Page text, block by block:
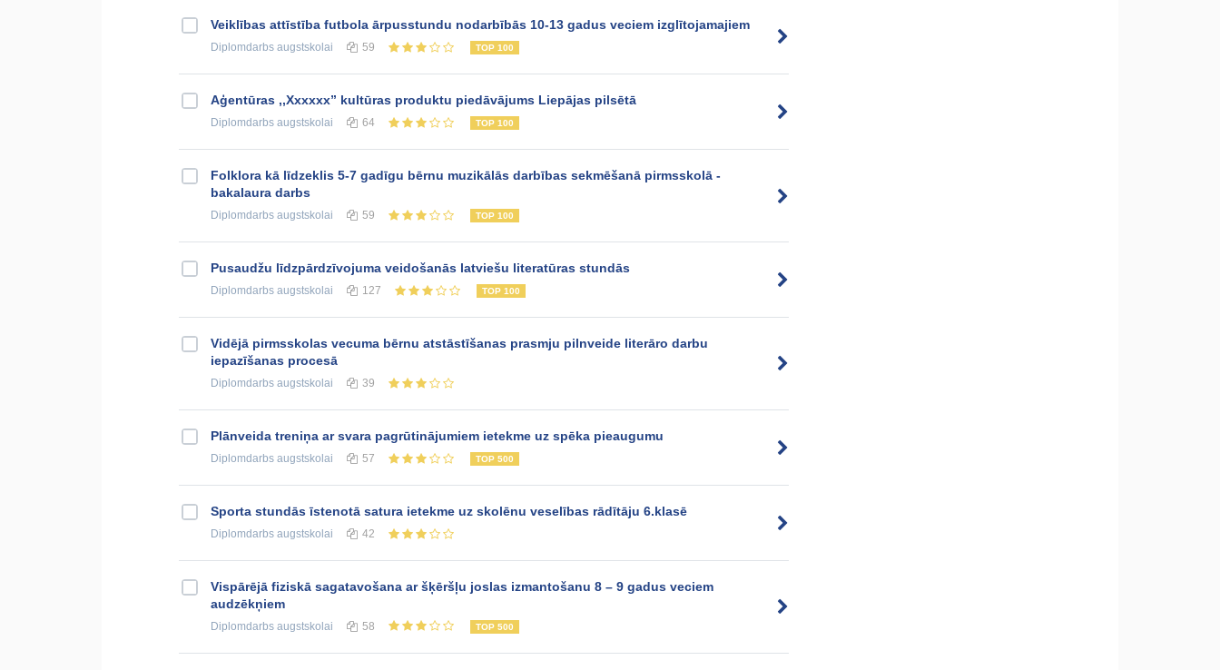
Veiklības attīstība futbola ārpusstundu nodarbībās 10-13 gadus veciem izglītojamajiem
Diplomdarbs augstskolai 59 TOP 100
Aģentūras ,,Xxxxxx” kultūras produktu piedāvājums Liepājas pilsētā
Diplomdarbs augstskolai 64 TOP 100
Folklora kā līdzeklis 5-7 gadīgu bērnu muzikālās darbības sekmēšanā pirmsskolā -
bakalaura darbs
Diplomdarbs augstskolai 59 TOP 100
Pusaudžu līdzpārdzīvojuma veidošanās latviešu literatūras stundās
Diplomdarbs augstskolai 127 TOP 100
Vidējā pirmsskolas vecuma bērnu atstāstīšanas prasmju pilnveide literāro darbu
iepazīšanas procesā
Diplomdarbs augstskolai 39
Plānveida treniņa ar svara pagrūtinājumiem ietekme uz spēka pieaugumu
Diplomdarbs augstskolai 57 TOP 500
Sporta stundās īstenotā satura ietekme uz skolēnu veselības rādītāju 6.klasē
Diplomdarbs augstskolai 42
Vispārējā fiziskā sagatavošana ar šķēršļu joslas izmantošanu 8 – 9 gadus veciem
audzēkņiem
Diplomdarbs augstskolai 58 TOP 500